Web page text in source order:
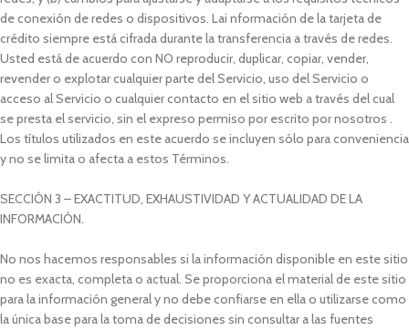
de conexión de redes o dispositivos. Lai nformación de la tarjeta de
crédito siempre está cifrada durante la transferencia a través de redes.
Usted está de acuerdo con NO reproducir, duplicar, copiar, vender,
revender o explotar cualquier parte del Servicio, uso del Servicio o
acceso al Servicio o cualquier contacto en el sitio web a través del cual
se presta el servicio, sin el expreso permiso por escrito por nosotros .
Los títulos utilizados en este acuerdo se incluyen sólo para conveniencia
y no se limita o afecta a estos Términos.
SECCIÓN 3 – EXACTITUD, EXHAUSTIVIDAD Y ACTUALIDAD DE LA
INFORMACIÓN.
No nos hacemos responsables si la información disponible en este sitio
no es exacta, completa o actual. Se proporciona el material de este sitio
para la información general y no debe confiarse en ella o utilizarse como
la única base para la toma de decisiones sin consultar a las fuentes